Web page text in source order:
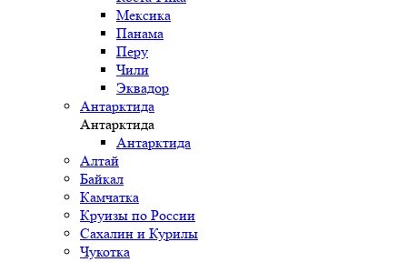
Мексика
Панама
Перу
Чили
Эквадор
Антарктида
Антарктида
Антарктида
Алтай
Байкал
Камчатка
Круизы по России
Сахалин и Курилы
Чукотка